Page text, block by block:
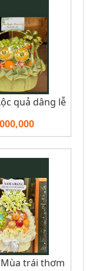
quả dâng lễ
Mùa trái thơm